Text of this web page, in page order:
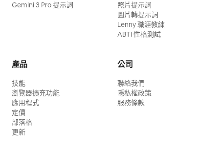
Gemini 3 Pro 提示詞
照片提示詞
圖片轉提示詞
Lenny 職涯教練
ABTI 性格測試
產品
技能
瀏覽器擴充功能
應用程式
定價
部落格
更新
公司
聯絡我們
隱私權政策
服務條款